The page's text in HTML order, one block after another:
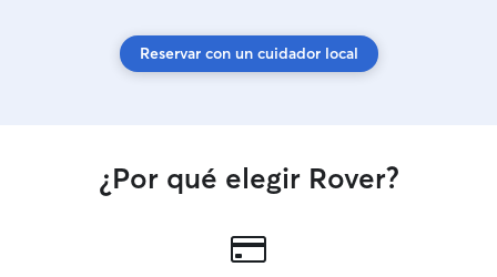
Reservar con un cuidador local
¿Por qué elegir Rover?